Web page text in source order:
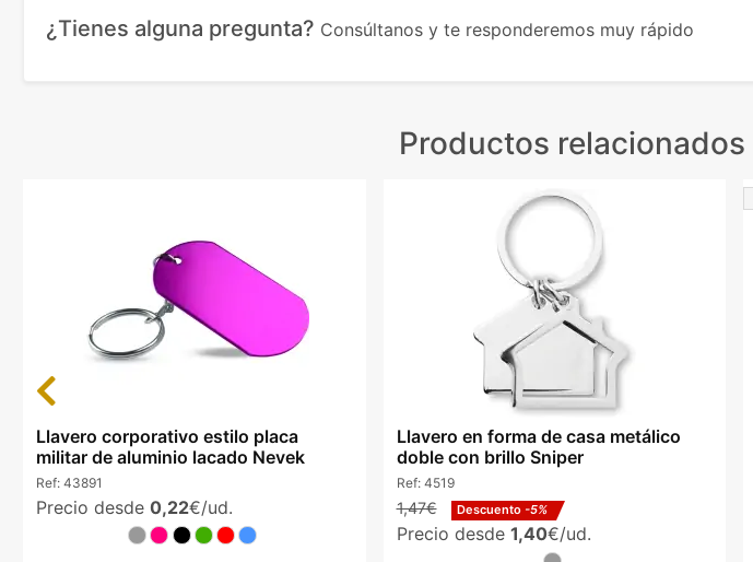
¿Tienes alguna pregunta? Consúltanos y te responderemos muy rápido
Productos relacionados
Llavero corporativo estilo placa
militar de aluminio lacado Nevek
Ref: 43891
Precio desde 0,22€/ud.
Llavero en forma de casa metálico
doble con brillo Sniper
Ref: 4519
1,47€ Descuento -5%
Precio desde 1,40€/ud.
Previous